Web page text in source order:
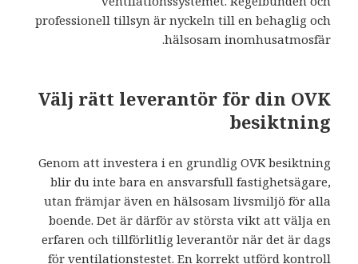
professionell tillsyn är nyckeln till en behaglig och
hälsosam inomhusatmosfär.
Välj rätt leverantör för din OVK
besiktning
Genom att investera i en grundlig OVK besiktning
blir du inte bara en ansvarsfull fastighetsägare,
utan främjar även en hälsosam livsmiljö för alla
boende. Det är därför av största vikt att välja en
erfaren och tillförlitlig leverantör när det är dags
för ventilationstestet. En korrekt utförd kontroll